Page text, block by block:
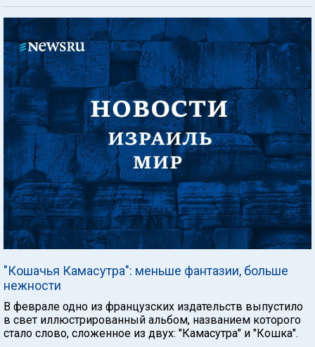
"Кошачья Камасутра": меньше фантазии, больше
нежности
В феврале одно из французских издательств выпустило
в свет иллюстрированный альбом, названием которого
стало слово, сложенное из двух: "Камасутра" и "Кошка".